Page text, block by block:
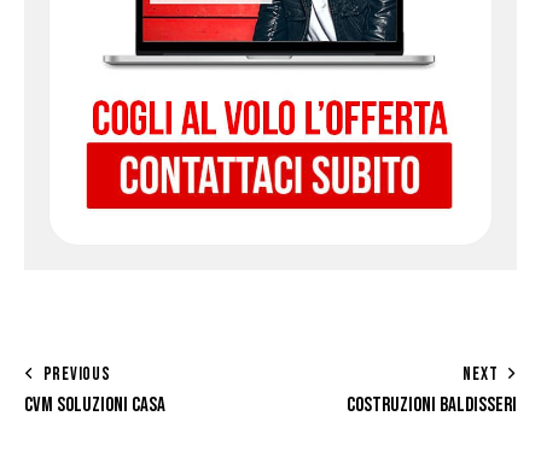
PREVIOUS
CVM SOLUZIONI CASA
NEXT
COSTRUZIONI BALDISSERI